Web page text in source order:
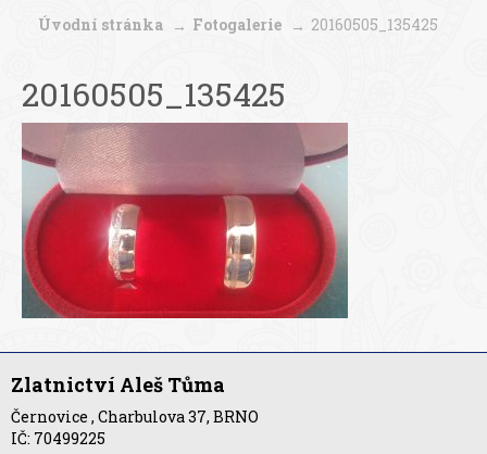
Úvodní stránka Fotogalerie 20160505_135425
20160505_135425
Zlatnictví Aleš Tůma
Černovice , Charbulova 37, BRNO
IČ: 70499225